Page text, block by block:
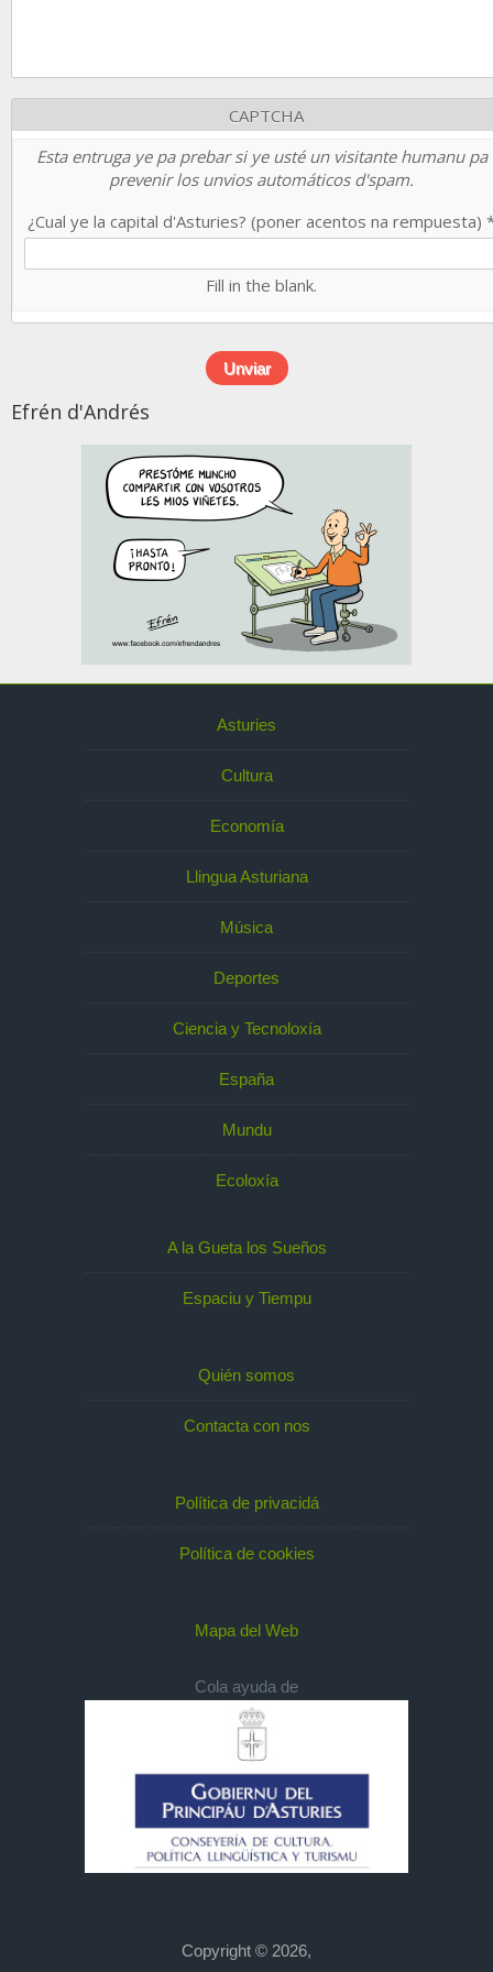
CAPTCHA
Esta entruga ye pa prebar si ye usté un visitante humanu pa
prevenir los unvios automáticos d'spam.
¿Cual ye la capital d'Asturies? (poner acentos na rempuesta)
Fill in the blank.
Efrén d'Andrés
Asturies
Cultura
Economía
Llingua Asturiana
Música
Deportes
Ciencia y Tecnoloxía
España
Mundu
Ecoloxía
A la Gueta los Sueños
Espaciu y Tiempu
Quién somos
Contacta con nos
Política de privacidá
Política de cookies
Mapa del Web
Cola ayuda de
Copyright © 2026,